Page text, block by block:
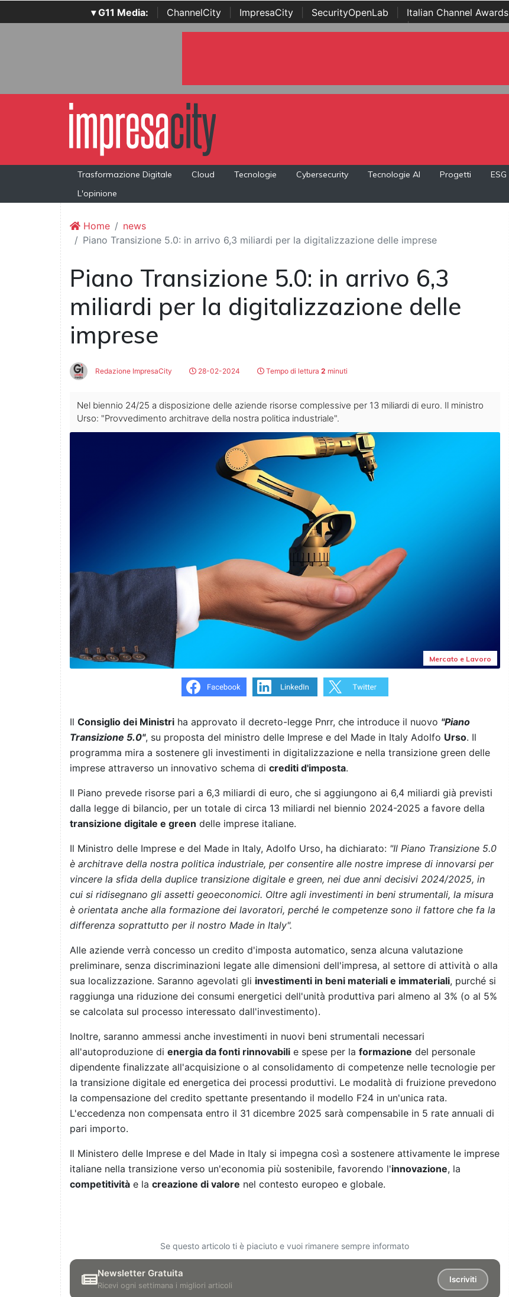
▾ G11 Media: ChannelCity ImpresaCity SecurityOpenLab Italian Channel Awards
Awards | ...
Trasformazione Digitale Cloud Tecnologie Cybersecurity Tecnologie AI Progetti ESG
L'opinione
Home
news
Piano Transizione 5.0: in arrivo 6,3 miliardi per la digitalizzazione delle imprese
Piano Transizione 5.0: in arrivo 6,3
miliardi per la digitalizzazione delle
imprese
Redazione ImpresaCity 28-02-2024 Tempo di lettura 2 minuti
Nel biennio 24/25 a disposizione delle aziende risorse complessive per 13 miliardi di euro. Il ministro
Urso: "Provvedimento architrave della nostra politica industriale".
Mercato e Lavoro
Il Consiglio dei Ministri ha approvato il decreto-legge Pnrr, che introduce il nuovo "Piano
Transizione 5.0", su proposta del ministro delle Imprese e del Made in Italy Adolfo Urso. Il
programma mira a sostenere gli investimenti in digitalizzazione e nella transizione green delle
imprese attraverso un innovativo schema di crediti d'imposta.
Il Piano prevede risorse pari a 6,3 miliardi di euro, che si aggiungono ai 6,4 miliardi già previsti
dalla legge di bilancio, per un totale di circa 13 miliardi nel biennio 2024-2025 a favore della
transizione digitale e green delle imprese italiane.
Il Ministro delle Imprese e del Made in Italy, Adolfo Urso, ha dichiarato: "Il Piano Transizione 5.0
è architrave della nostra politica industriale, per consentire alle nostre imprese di innovarsi per
vincere la sfida della duplice transizione digitale e green, nei due anni decisivi 2024/2025, in
cui si ridisegnano gli assetti geoeconomici. Oltre agli investimenti in beni strumentali, la misura
è orientata anche alla formazione dei lavoratori, perché le competenze sono il fattore che fa la
differenza soprattutto per il nostro Made in Italy".
Alle aziende verrà concesso un credito d'imposta automatico, senza alcuna valutazione
preliminare, senza discriminazioni legate alle dimensioni dell'impresa, al settore di attività o alla
sua localizzazione. Saranno agevolati gli investimenti in beni materiali e immateriali, purché si
raggiunga una riduzione dei consumi energetici dell'unità produttiva pari almeno al 3% (o al 5%
se calcolata sul processo interessato dall'investimento).
Inoltre, saranno ammessi anche investimenti in nuovi beni strumentali necessari
all'autoproduzione di energia da fonti rinnovabili e spese per la formazione del personale
dipendente finalizzate all'acquisizione o al consolidamento di competenze nelle tecnologie per
la transizione digitale ed energetica dei processi produttivi. Le modalità di fruizione prevedono
la compensazione del credito spettante presentando il modello F24 in un'unica rata.
L'eccedenza non compensata entro il 31 dicembre 2025 sarà compensabile in 5 rate annuali di
pari importo.
Il Ministero delle Imprese e del Made in Italy si impegna così a sostenere attivamente le imprese
italiane nella transizione verso un'economia più sostenibile, favorendo l'innovazione, la
competitività e la creazione di valore nel contesto europeo e globale.
Se questo articolo ti è piaciuto e vuoi rimanere sempre informato
Newsletter Gratuita
Ricevi ogni settimana i migliori articoli
Iscriviti